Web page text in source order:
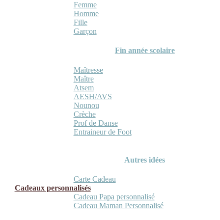
Femme
Homme
Fille
Garçon
Fin année scolaire
Maîtresse
Maître
Atsem
AESH/AVS
Nounou
Crèche
Prof de Danse
Entraineur de Foot
Autres idées
Carte Cadeau
Cadeaux personnalisés
Cadeau Papa personnalisé
Cadeau Maman Personnalisé